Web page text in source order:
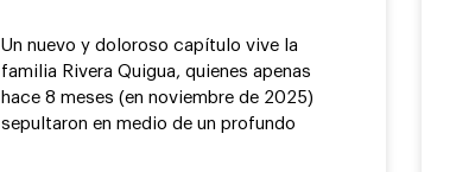
Un nuevo y doloroso capítulo vive la
familia Rivera Quigua, quienes apenas
hace 8 meses (en noviembre de 2025)
sepultaron en medio de un profundo